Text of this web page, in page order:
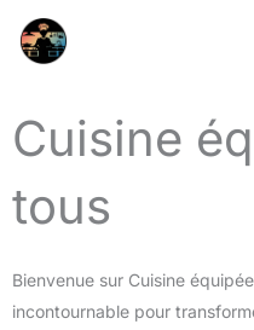
Cuisine
tous
Bienvenue sur Cuisine
incontournable pour